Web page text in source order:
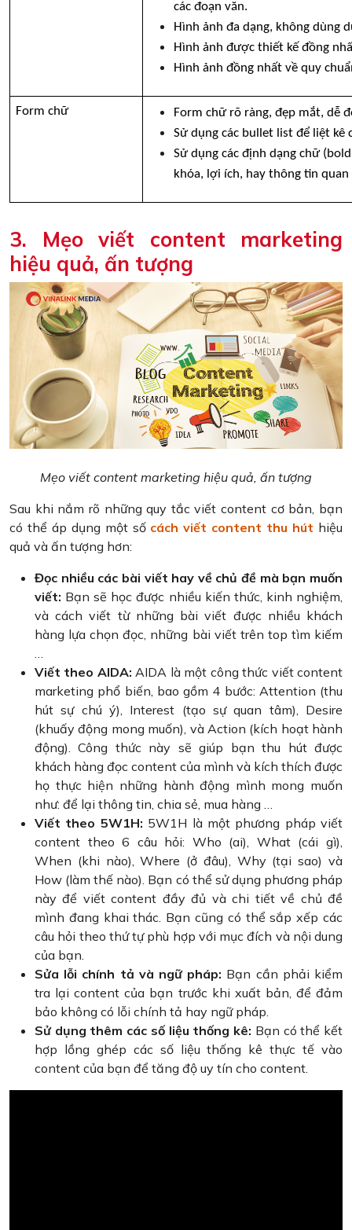
các đoạn văn.
Hình ảnh đa dạng, không dùng
Hình ảnh được thiết kế đồng
Hình ảnh đồng nhất về quy
Form chữ
Form chữ rõ ràng, đẹp mắt, dễ
Sử dụng các bullet list để liệt
Sử dụng các định dạng chữ
khóa, lợi ích, hay thông tin
3. Mẹo viết content marketing
hiệu quả, ấn tượng
Mẹo viết content marketing hiệu quả, ấn tượng
Sau khi nắm rõ những quy tắc viết content cơ bản, bạn
có thể áp dụng một số cách viết content thu hút hiệu
quả và ấn tượng hơn:
Đọc nhiều các bài viết hay về chủ đề mà bạn muốn
viết: Bạn sẽ học được nhiều kiến thức, kinh nghiệm,
và cách viết từ những bài viết được nhiều khách
hàng lựa chọn đọc, những bài viết trên top tìm kiếm
…
Viết theo AIDA: AIDA là một công thức viết content
marketing phổ biến, bao gồm 4 bước: Attention (thu
hút sự chú ý), Interest (tạo sự quan tâm), Desire
(khuấy động mong muốn), và Action (kích hoạt hành
động). Công thức này sẽ giúp bạn thu hút được
khách hàng đọc content của mình và kích thích được
họ thực hiện những hành động mình mong muốn
như: để lại thông tin, chia sẻ, mua hàng …
Viết theo 5W1H: 5W1H là một phương pháp viết
content theo 6 câu hỏi: Who (ai), What (cái gì),
When (khi nào), Where (ở đâu), Why (tại sao) và
How (làm thế nào). Bạn có thể sử dụng phương pháp
này để viết content đầy đủ và chi tiết về chủ đề
mình đang khai thác. Bạn cũng có thể sắp xếp các
câu hỏi theo thứ tự phù hợp với mục đích và nội dung
của bạn.
Sửa lỗi chính tả và ngữ pháp: Bạn cần phải kiểm
tra lại content của bạn trước khi xuất bản, để đảm
bảo không có lỗi chính tả hay ngữ pháp.
Sử dụng thêm các số liệu thống kê: Bạn có thể kết
hợp lồng ghép các số liệu thống kê thực tế vào
content của bạn để tăng độ uy tín cho content.